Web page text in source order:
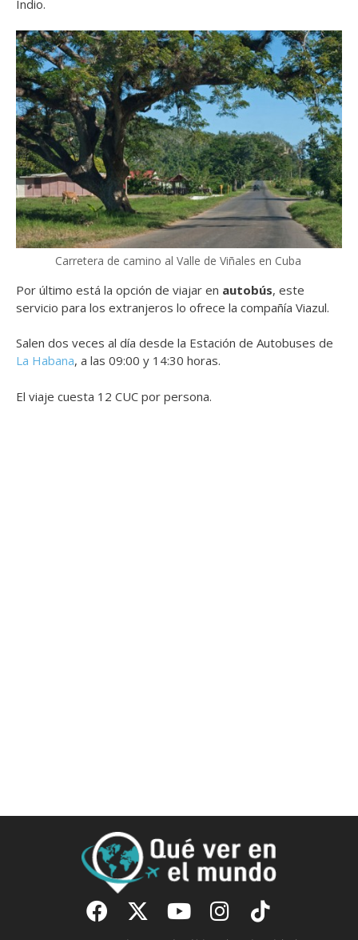
Indio.
Carretera de camino al Valle de Viñales en Cuba
Por último está la opción de viajar en autobús, este
servicio para los extranjeros lo ofrece la compañía Viazul.
Salen dos veces al día desde la Estación de Autobuses de
La Habana, a las 09:00 y 14:30 horas.
El viaje cuesta 12 CUC por persona.